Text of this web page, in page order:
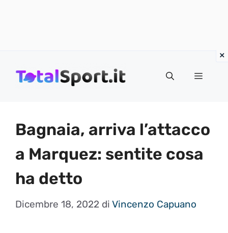
MENU
Bagnaia, arriva l’attacco
a Marquez: sentite cosa
ha detto
Dicembre 18, 2022 di Vincenzo Capuano